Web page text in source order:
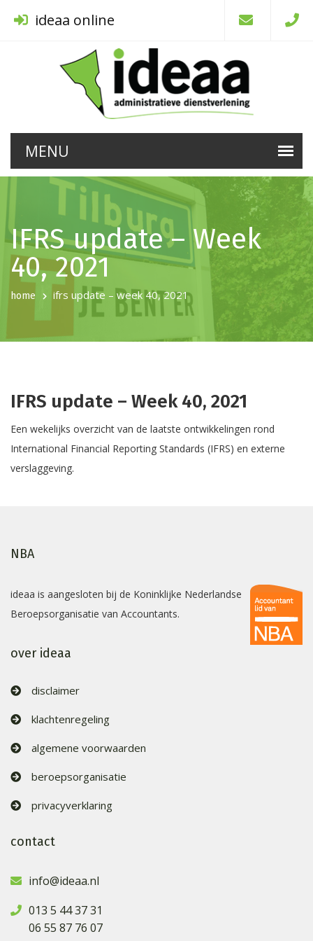
ideaa online
IFRS update – Week
40, 2021
home ifrs update – week 40, 2021
IFRS update – Week 40, 2021
Een wekelijks overzicht van de laatste ontwikkelingen rond
International Financial Reporting Standards (IFRS) en externe
verslaggeving.
NBA
ideaa is aangesloten bij de Koninklijke Nederlandse
Beroepsorganisatie van Accountants.
over ideaa
disclaimer
klachtenregeling
algemene voorwaarden
beroepsorganisatie
privacyverklaring
contact
info@ideaa.nl
013 5 44 37 31
06 55 87 76 07